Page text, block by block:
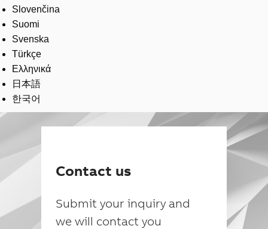
Slovenčina
Suomi
Svenska
Türkçe
Ελληνικά
日本語
한국어
Contact us
Submit your inquiry and
we will contact you